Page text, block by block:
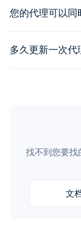
您的代理可以
多久更新一次代
找不到您要
文